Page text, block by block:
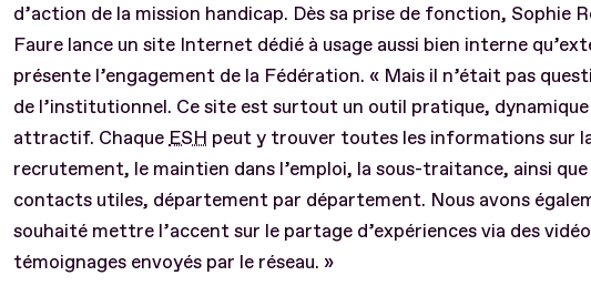
d’action de la mission handicap. Dès sa prise de fonction, Sophie
Faure lance un site Internet dédié à usage aussi bien interne
présente l’engagement de la Fédération. « Mais il n’était pas
de l’institutionnel. Ce site est surtout un outil pratique,
attractif. Chaque ESH peut y trouver toutes les informations sur
recrutement, le maintien dans l’emploi, la sous-traitance, ainsi
contacts utiles, département par département. Nous avons
souhaité mettre l’accent sur le partage d’expériences via des
témoignages envoyés par le réseau. »